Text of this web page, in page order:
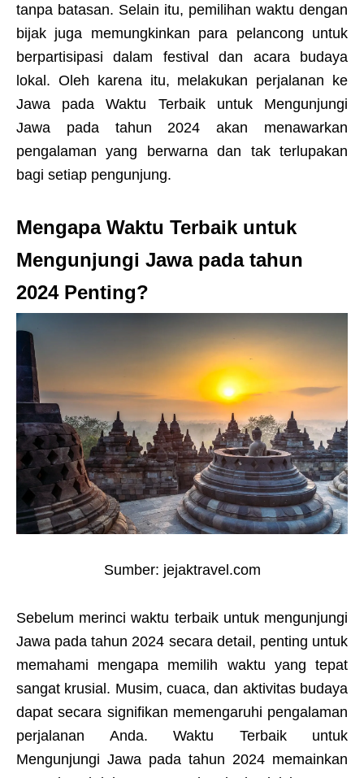
tanpa batasan. Selain itu, pemilihan waktu dengan
bijak juga memungkinkan para pelancong untuk
berpartisipasi dalam festival dan acara budaya
lokal. Oleh karena itu, melakukan perjalanan ke
Jawa pada Waktu Terbaik untuk Mengunjungi
Jawa pada tahun 2024 akan menawarkan
pengalaman yang berwarna dan tak terlupakan
bagi setiap pengunjung.
Mengapa Waktu Terbaik untuk
Mengunjungi Jawa pada tahun
2024 Penting?
Sumber: jejaktravel.com
Sebelum merinci waktu terbaik untuk mengunjungi
Jawa pada tahun 2024 secara detail, penting untuk
memahami mengapa memilih waktu yang tepat
sangat krusial. Musim, cuaca, dan aktivitas budaya
dapat secara signifikan memengaruhi pengalaman
perjalanan Anda. Waktu Terbaik untuk
Mengunjungi Jawa pada tahun 2024 memainkan